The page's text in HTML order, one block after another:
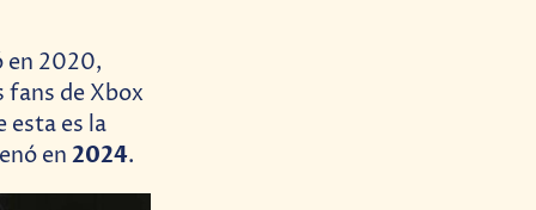
2020,
fans de Xbox
esta es la
en 2024.